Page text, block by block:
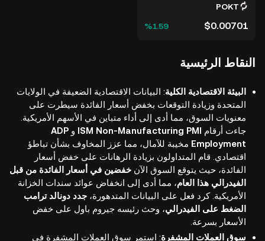
POKT
$0.00701
‮‭1.59‬%‬
النقاط الرئيسية
البيئة الاقتصادية الكلية: البيانات الاقتصادية الضعيفة في الولايات
المتحدة وزيادة التوقعات بخفض أسعار الفائدة سيطرت على
معنويات السوق، مما أدى إلى أداء متباين في الأسهم الأمريكية.
جاءت أرقام ISM Non-Manufacturing PMI و ADP
Employment مخيبة للآمال، مما عزز المخاوف بشأن تباطؤ
اقتصادي. قام المتداولون بزيادة الرهانات على خفض أسعار
الفائدة، حيث يتوقع السوق الآن خفضين في أسعار الفائدة من قبل
الفيدرالي هذا العام، مما أدى إلى انخفاض عوائد سندات الخزانة
الأمريكية. كرد فعل على البيانات المتدهورة، جدد دونالد ترامب
الضغط على الفيدرالي، وحث رئيسه جيروم باول على خفض
الأسعار بسرعة.
سوق العملات المشفرة: استمر سوق العملات المشفرة في